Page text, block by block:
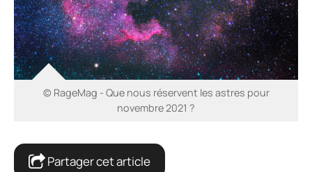
© RageMag - Que nous réservent les astres pour
novembre 2021 ?
Partager cet article